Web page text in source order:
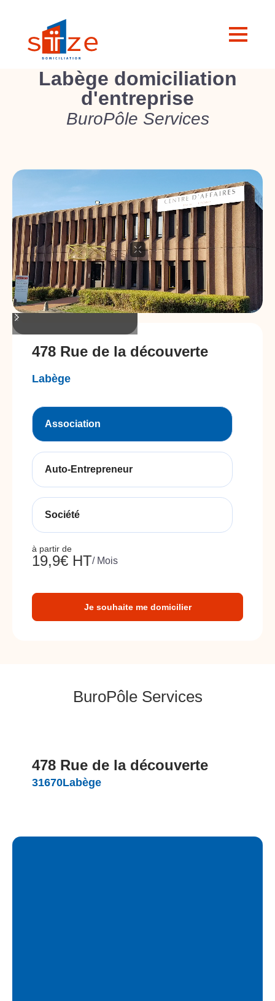
Labège domiciliation
d'entreprise
BuroPôle Services
478 Rue de la découverte
Labège
Association
Auto-Entrepreneur
Société
à partir de
19,9€ HT/ Mois
Je souhaite me domicilier
BuroPôle Services
478 Rue de la découverte
31670Labège